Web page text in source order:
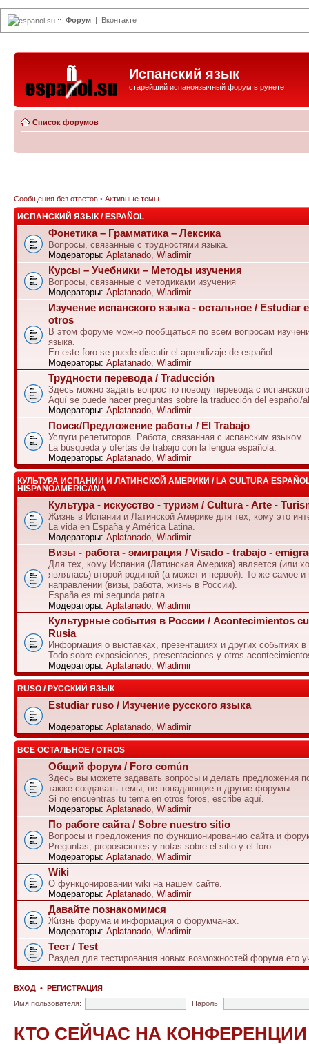
espanol.su :: Форум | Вконтакте
Испанский язык
старейший испаноязычный форум в рунете
Список форумов
Сообщения без ответов • Активные темы
ИСПАНСКИЙ ЯЗЫК / ESPAÑOL
Фонетика – Грамматика – Лексика
Вопросы, связанные с трудностями языка.
Модераторы: Aplatanado, Wladimir
Курсы – Учебники – Методы изучения
Вопросы, связанные с методиками изучения
Модераторы: Aplatanado, Wladimir
Изучение испанского языка - остальное / Estudiar
otros
В этом форуме можно пообщаться по всем вопросам
языка.
En este foro se puede discutir el aprendizaje de español
Модераторы: Aplatanado, Wladimir
Трудности перевода / Traducción
Здесь можно задать вопрос по поводу перевода с
Aquí se puede hacer preguntas sobre la traducción del español/
Модераторы: Aplatanado, Wladimir
Поиск/Предложение работы / El Trabajo
Услуги репетиторов. Работа, связанная с испанским языком.
La búsqueda y ofertas de trabajo con la lengua española.
Модераторы: Aplatanado, Wladimir
КУЛЬТУРА ИСПАНИИ И ЛАТИНСКОЙ АМЕРИКИ / LA CULTURA
HISPANOAMERICANA
Культура - искусство - туризм / Cultura - Arte -
Жизнь в Испании и Латинской Америке для тех, кому это
La vida en España y América Latina.
Модераторы: Aplatanado, Wladimir
Визы - работа - эмиграция / Visado - trabajo -
Для тех, кому Испания (Латинская Америка) является (или
являлась) второй родиной (а может и первой). То же самое и
направлении (визы, работа, жизнь в России).
España es mi segunda patria.
Модераторы: Aplatanado, Wladimir
Культурные события в России / Acontecimientos
Rusia
Информация о выставках, презентациях и других событиях
Todo sobre exposiciones, presentaciones y otros
Модераторы: Aplatanado, Wladimir
RUSO / РУССКИЙ ЯЗЫК
Estudiar ruso / Изучение русского языка
Модераторы: Aplatanado, Wladimir
ВСЕ ОСТАЛЬНОЕ / OTROS
Общий форум / Foro común
Здесь вы можете задавать вопросы и делать предложения
также создавать темы, не попадающие в другие форумы.
Si no encuentras tu tema en otros foros, escribe aquí.
Модераторы: Aplatanado, Wladimir
По работе сайта / Sobre nuestro sitio
Вопросы и предложения по функционированию сайта и
Preguntas, proposiciones y notas sobre el sitio y el foro.
Модераторы: Aplatanado, Wladimir
Wiki
О функцонировании wiki на нашем сайте.
Модераторы: Aplatanado, Wladimir
Давайте познакомимся
Жизнь форума и информация о форумчанах.
Модераторы: Aplatanado, Wladimir
Тест / Test
Раздел для тестирования новых возможностей форума его
ВХОД • РЕГИСТРАЦИЯ
Имя пользователя:
Пароль:
КТО СЕЙЧАС НА КОНФЕРЕНЦИИ